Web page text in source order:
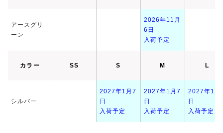
アースグリ
ーン
2026年11月
6日
入荷予定
カラー SS S M L
シルバー
2027年1月7
日
入荷予定
2027年1月7
日
入荷予定
2027年1月
日
入荷予定